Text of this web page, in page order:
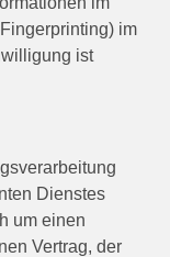
im
ist
Dienstes
um einen
Vertrag, der